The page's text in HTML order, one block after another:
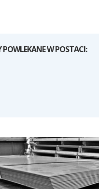
POWLEKANE W POSTACI: